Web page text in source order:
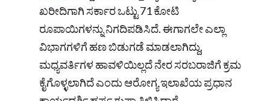
ಖರೀದಿಗಾಗಿ ಸರ್ಕಾರ ಒಟ್ಟು 71 ಕೋಟಿ
ರೂಪಾಯಿಗಳನ್ನು ನಿಗದಿಪಡಿಸಿದೆ. ಈಗಾಗಲೇ ಎಲ್ಲಾ
ವಿಭಾಗಗಳಿಗೆ ಹಣ ಬಿಡುಗಡೆ ಮಾಡಲಾಗಿದ್ದು,
ಮಧ್ಯವರ್ತಿಗಳ ಹಾವಳಿಯಿಲ್ಲದೆ ನೇರ ಸರಬರಾಜಿಗೆ ಕ್ರಮ
ಕೈಗೊಳ್ಳಲಾಗಿದೆ ಎಂದು ಆರೋಗ್ಯ ಇಲಾಖೆಯ ಪ್ರಧಾನ